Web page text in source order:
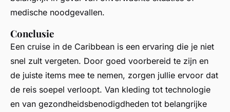
medische noodgevallen.
Conclusie
Een cruise in de Caribbean is een ervaring die je niet
snel zult vergeten. Door goed voorbereid te zijn en
de juiste items mee te nemen, zorgen jullie ervoor dat
de reis soepel verloopt. Van kleding tot technologie
en van gezondheidsbenodigdheden tot belangrijke